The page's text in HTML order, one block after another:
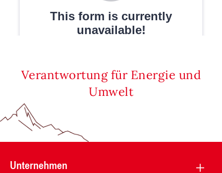
Verantwortung für Energie und
Umwelt
Unternehmen